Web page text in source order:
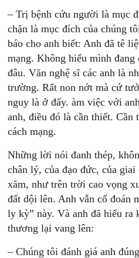
– Trị bệnh cứu người là mục
chặn là mục đích của chúng
báo cho anh biết: Anh đã tê
mạng. Không hiểu mình
đâu. Văn nghệ sĩ các anh là
trường. Rất non nớt mà cứ
nguy là ở đấy. àm việc với
anh, điều đó là cần thiết. Cần
cách mạng.
Những lời nói đanh thép,
chân lý, của đạo đức, của
xăm, như trên trời cao vọng
đất dội lên. Anh vẫn cố đoán
ly kỳ” này. Và anh đã hiểu ra
thương lại vang lên:
– Chúng tôi đánh giá anh